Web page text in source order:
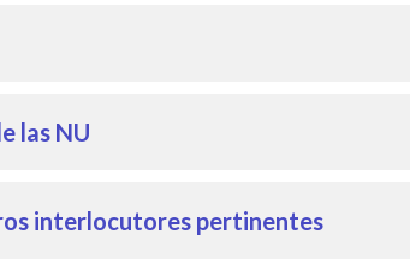
las NU
interlocutores pertinentes